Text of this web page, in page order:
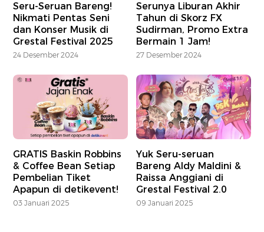
Seru-Seruan Bareng!
Nikmati Pentas Seni
dan Konser Musik di
Grestal Festival 2025
24 Desember 2024
Serunya Liburan Akhir
Tahun di Skorz FX
Sudirman, Promo Extra
Bermain 1 Jam!
27 Desember 2024
GRATIS Baskin Robbins
& Coffee Bean Setiap
Pembelian Tiket
Apapun di detikevent!
03 Januari 2025
Yuk Seru-seruan
Bareng Aldy Maldini &
Raissa Anggiani di
Grestal Festival 2.0
09 Januari 2025